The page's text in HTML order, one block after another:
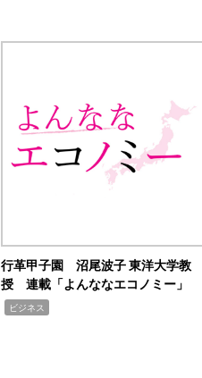
行革甲子園 沼尾波子 東洋大学教
授 連載「よんななエコノミー」
ビジネス